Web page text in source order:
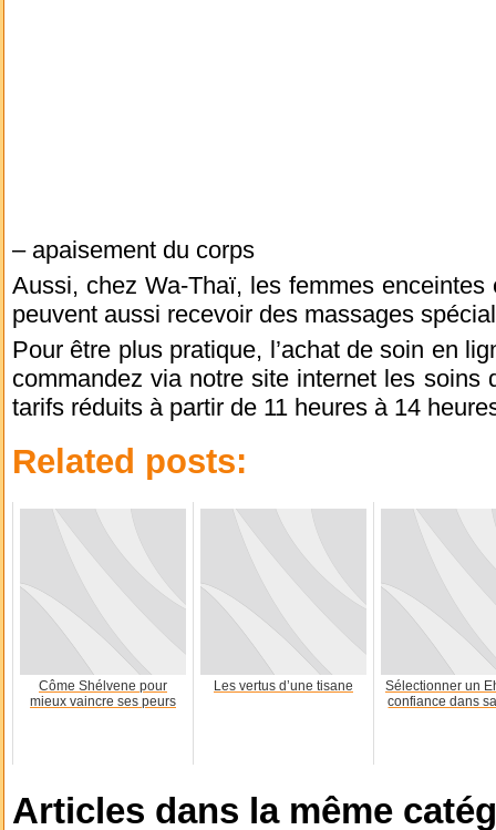
– apaisement du corps
Aussi, chez Wa-Thaï, les femmes enceintes
peuvent aussi recevoir des massages
Pour être plus pratique, l’achat de soin en
commandez via notre site internet les soins
tarifs réduits à partir de 11 heures à 14
Related posts:
Côme Shélvene pour
mieux vaincre ses peurs
Les vertus d’une tisane
Sélectionner un
confiance dans
Articles dans la même